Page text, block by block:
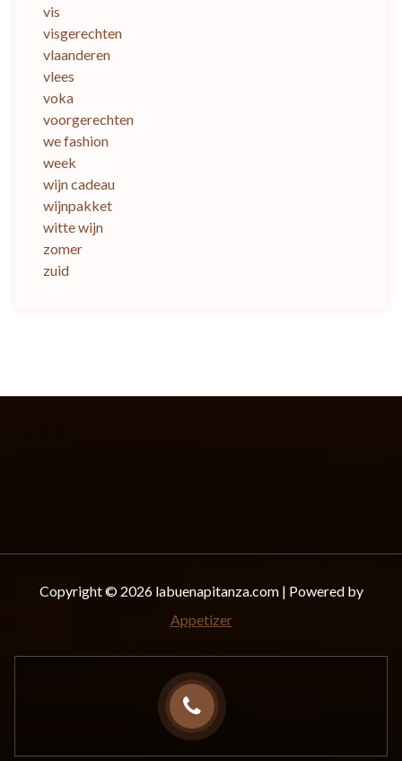
vis
visgerechten
vlaanderen
vlees
voka
voorgerechten
we fashion
week
wijn cadeau
wijnpakket
witte wijn
zomer
zuid
Copyright © 2026 labuenapitanza.com | Powered by
Appetizer